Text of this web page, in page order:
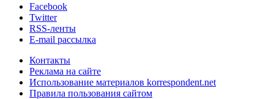
Facebook
Twitter
RSS-ленты
E-mail рассылка
Контакты
Реклама на сайте
Использование материалов korrespondent.net
Правила пользования сайтом